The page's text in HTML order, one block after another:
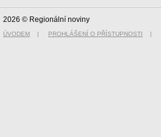
2026 © Regionální noviny
ÚVODEM | PROHLÁŠENÍ O PŘÍSTUPNOSTI |